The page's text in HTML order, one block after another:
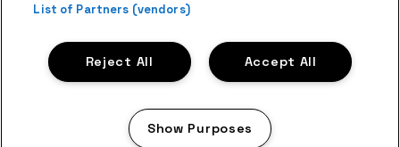
GEBABEBB
ProclaimerCookiesManage my cookiesPrivacy
List of Partners (vendors)
Accept All
Reject All
Show Purposes